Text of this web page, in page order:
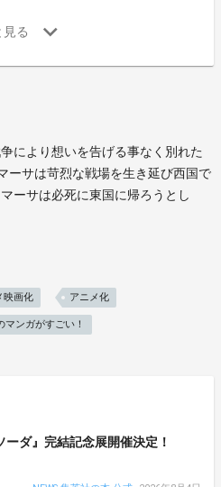
により想いを告げる事なく別れた
ーサは苛烈な戦場を生き延び西国で
ーサは必死に東国に帰ろうとし
映画化 アニメ化
マンガがすごい！
ーダ』完結記念展開催決定！